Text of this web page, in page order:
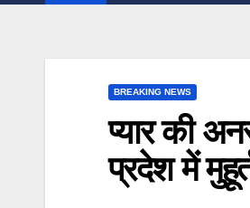
BREAKING NEWS
प्यार की
प्रदेश में